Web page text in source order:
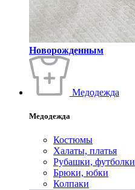
Новорожденным
Медодежда
Медодежда
Костюмы
Халаты, платья
Рубашки, футболки
Брюки, юбки
Колпаки